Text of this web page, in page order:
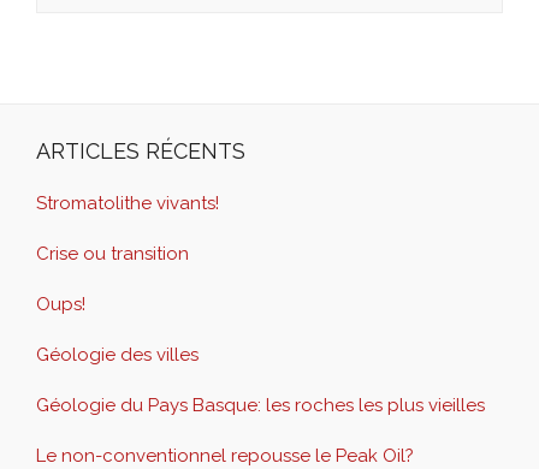
ARTICLES RÉCENTS
Stromatolithe vivants!
Crise ou transition
Oups!
Géologie des villes
Géologie du Pays Basque: les roches les plus vieilles
Le non-conventionnel repousse le Peak Oil?